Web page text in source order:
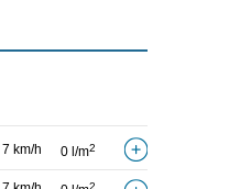
7 km/h 0 l/m2